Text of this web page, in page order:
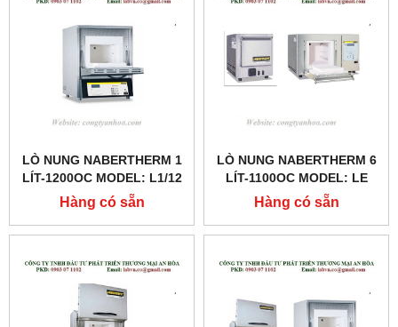
LÒ NUNG NABERTHERM 1
LÍT-1200OC MODEL: L1/12
Hàng có sẵn
LÒ NUNG NABERTHERM 6
LÍT-1100OC MODEL: LE
6/11
Hàng có sẵn